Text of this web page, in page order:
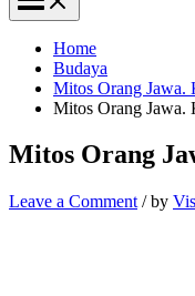
Home
Budaya
Mitos Orang Jawa.
Mitos Orang Jawa.
Mitos Orang
Leave a Comment / by